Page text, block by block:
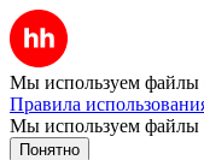
Мы используем файлы
Правила
Мы используем файлы
Понятно